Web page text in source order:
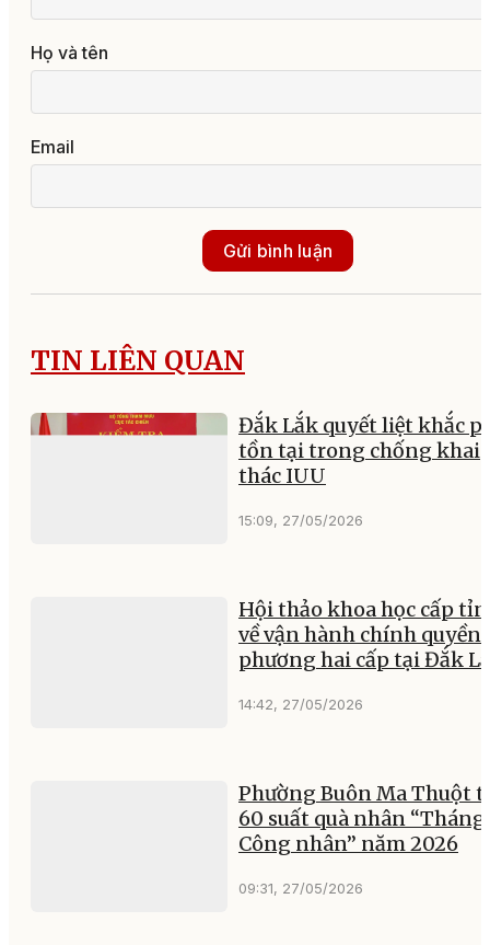
Họ và tên
Email
Gửi bình luận
TIN LIÊN QUAN
Đắk Lắk quyết liệt khắc
tồn tại trong chống khai
thác IUU
15:09, 27/05/2026
Hội thảo khoa học cấp
về vận hành chính quyền
phương hai cấp tại Đắk
14:42, 27/05/2026
Phường Buôn Ma Thuột
60 suất quà nhân “Tháng
Công nhân” năm 2026
09:31, 27/05/2026